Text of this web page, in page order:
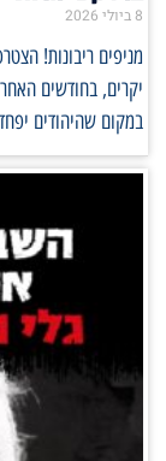
8 ביולי 2026
מניפים ריבונות!
יקרים, בחודשים
במקום שהיהודים